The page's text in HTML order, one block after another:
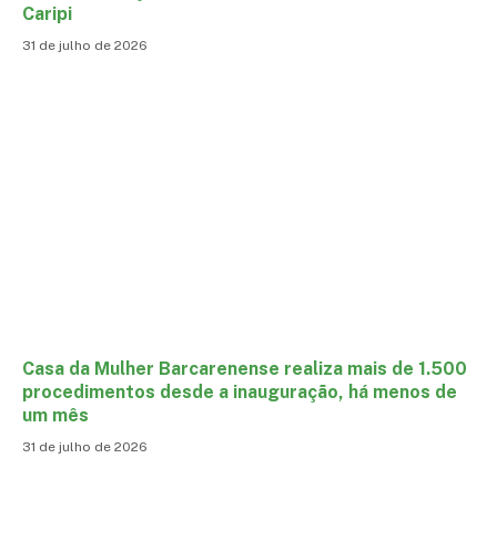
Caripi
31 de julho de 2026
Casa da Mulher Barcarenense realiza mais de 1.500
procedimentos desde a inauguração, há menos de
um mês
31 de julho de 2026